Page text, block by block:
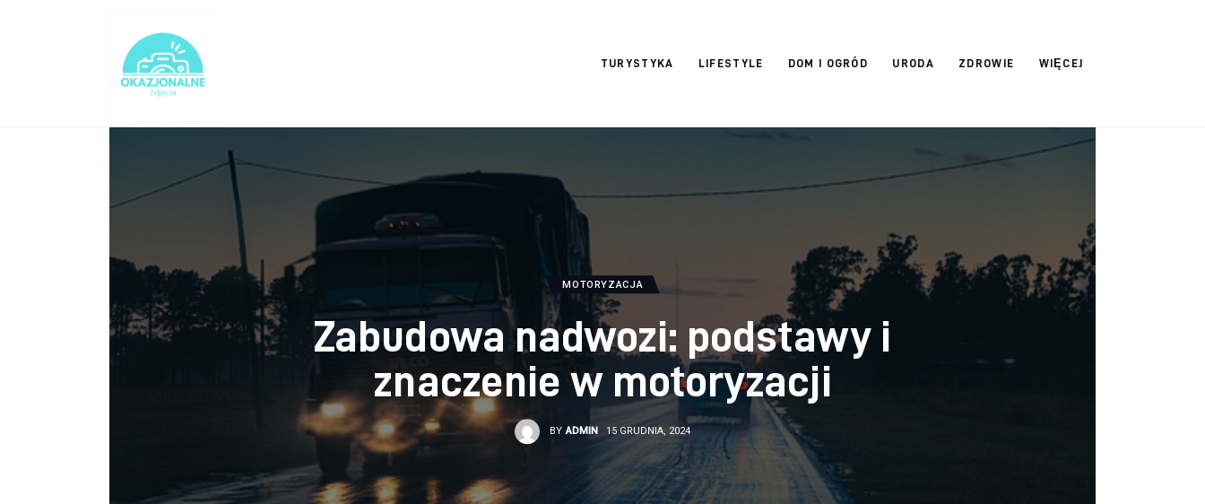
TURYSTYKA LIFESTYLE DOM I OGRÓD URODA ZDROWIE WIĘCEJ
okazjonalne-
MOTORYZACJA
Zabudowa nadwozi: podstawy i
znaczenie w motoryzacji
BY ADMIN 15 GRUDNIA, 2024